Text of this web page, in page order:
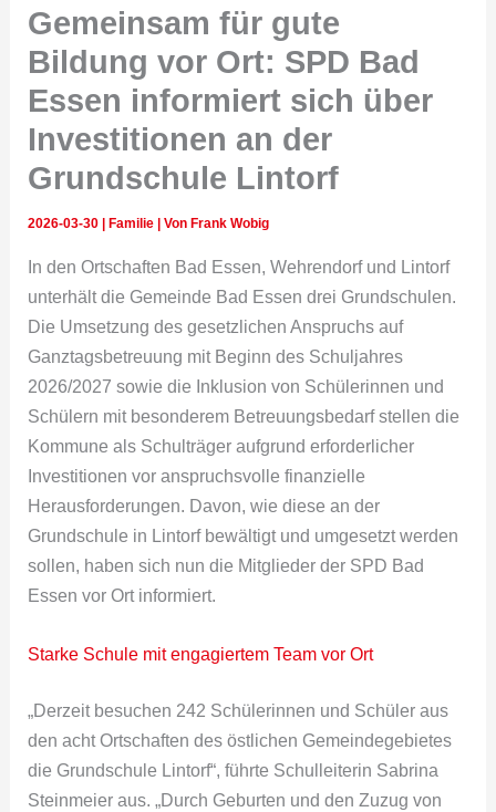
Gemeinsam für gute
Bildung vor Ort: SPD Bad
Essen informiert sich über
Investitionen an der
Grundschule Lintorf
2026-03-30 Familie | Von Frank Wobig
In den Ortschaften Bad Essen, Wehrendorf und Lintorf
unterhält die Gemeinde Bad Essen drei Grundschulen.
Die Umsetzung des gesetzlichen Anspruchs auf
Ganztagsbetreuung mit Beginn des Schuljahres
2026/2027 sowie die Inklusion von Schülerinnen und
Schülern mit besonderem Betreuungsbedarf stellen die
Kommune als Schulträger aufgrund erforderlicher
Investitionen vor anspruchsvolle finanzielle
Herausforderungen. Davon, wie diese an der
Grundschule in Lintorf bewältigt und umgesetzt werden
sollen, haben sich nun die Mitglieder der SPD Bad
Essen vor Ort informiert.
Starke Schule mit engagiertem Team vor Ort
„Derzeit besuchen 242 Schülerinnen und Schüler aus
den acht Ortschaften des östlichen Gemeindegebietes
die Grundschule Lintorf“, führte Schulleiterin Sabrina
Steinmeier aus. „Durch Geburten und den Zuzug von